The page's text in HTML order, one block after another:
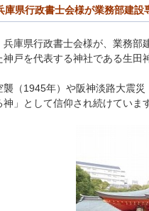
県行政書士会様が業務部建設
庫県行政書士会様が、業務部
神戸を代表する神社である生
襲（1945年）や阪神淡路大震
」として信仰され続けています